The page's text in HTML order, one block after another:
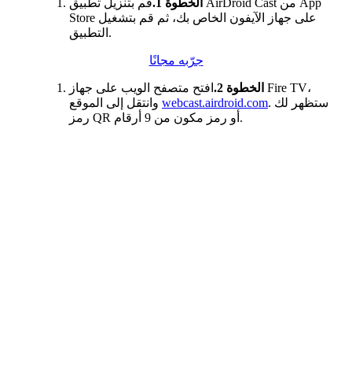
الخطوة 1.
قم بتنزيل تطبيق AirDroid Cast من App
Store على جهاز الآيفون الخاص بك، ثم قم بتشغيل
التطبيق.
جرّبه مجانًا
الخطوة 2.
افتح متصفح الويب على جهاز Fire TV،
webcast.airdroid.com. ستظهر لك
رمز QR أو رمز مكون من 9 أرقام.